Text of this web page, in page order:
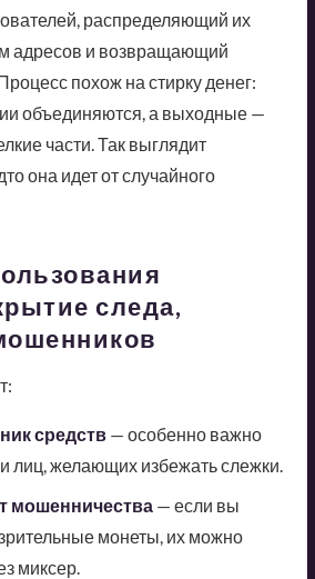
распределяющий их
адресов и возвращающий
похож на стирку денег:
объединяются, а выходные —
части. Так выглядит
она идет от случайного
следа,
средств— особенно важно
лиц, желающих избежать слежки.
мошенничества— если вы
монеты, их можно
миксер.